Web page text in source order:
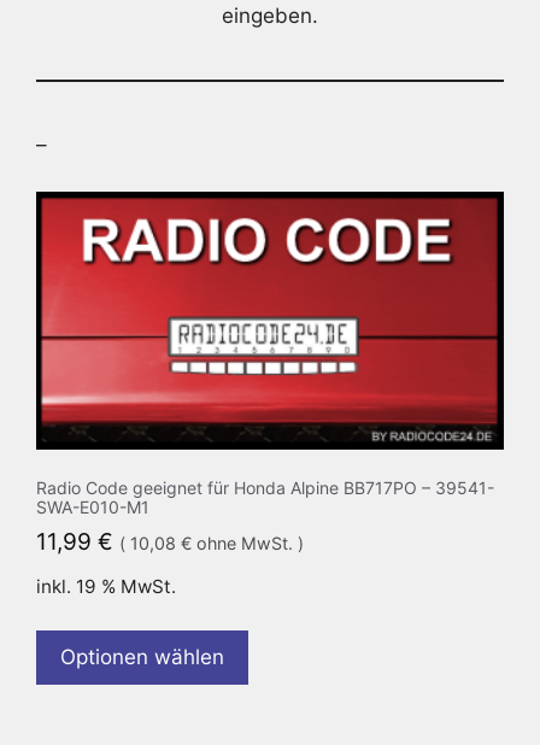
eingeben.
–
Radio Code geeignet für Honda Alpine BB717PO – 39541-
SWA-E010-M1
11,99 € ( 10,08 € ohne MwSt. )
inkl. 19 % MwSt.
Optionen wählen